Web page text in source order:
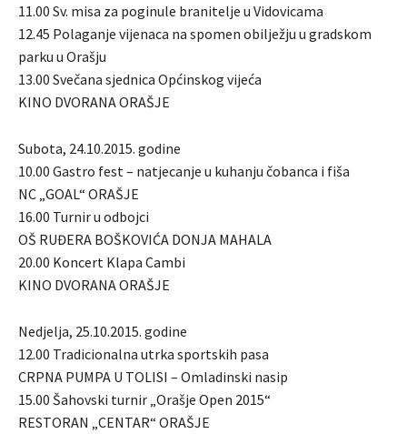
11.00 Sv. misa za poginule branitelje u Vidovicama
12.45 Polaganje vijenaca na spomen obilježju u gradskom
parku u Orašju
13.00 Svečana sjednica Općinskog vijeća
KINO DVORANA ORAŠJE
Subota, 24.10.2015. godine
10.00 Gastro fest – natjecanje u kuhanju čobanca i fiša
NC „GOAL“ ORAŠJE
16.00 Turnir u odbojci
OŠ RUĐERA BOŠKOVIĆA DONJA MAHALA
20.00 Koncert Klapa Cambi
KINO DVORANA ORAŠJE
Nedjelja, 25.10.2015. godine
12.00 Tradicionalna utrka sportskih pasa
CRPNA PUMPA U TOLISI – Omladinski nasip
15.00 Šahovski turnir „Orašje Open 2015“
RESTORAN „CENTAR“ ORAŠJE